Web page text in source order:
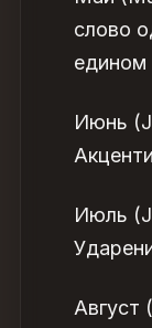
слово
едином
Июнь
Июль
Август